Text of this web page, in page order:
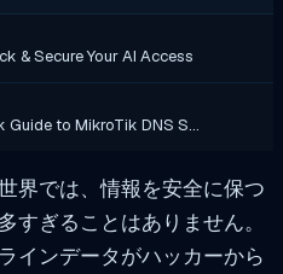
& Secure Your AI Access
Guide to MikroTik DNS S…
界では、情報を安全に保つ
すぎることはありません。
インデータがハッカーから